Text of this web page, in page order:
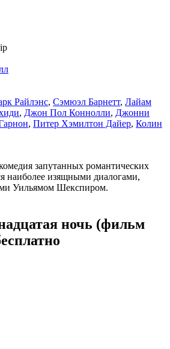
Райлэнс, Сэмюэл Барнетт, Лайам
, Джон Пол Коннолли, Джонни
, Питер Хэмилтон Дайер, Колин
запутанных романтических
наиболее изящными диалогами,
Уильямом Шекспиром.
ночь (фильм